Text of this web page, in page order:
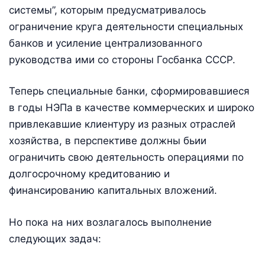
системы”, которым предусматривалось
ограничение круга деятельности специальных
банков и усиление централизованного
руководства ими со стороны Госбанка СССР.
Теперь специальные банки, сформировавшиеся
в годы НЭПа в качестве коммерческих и широко
привлекавшие клиентуру из разных отраслей
хозяйства, в перспективе должны бьии
ограничить свою деятельность операциями по
долгосрочному кредитованию и
финансированию капитальных вложений.
Но пока на них возлагалось выполнение
следующих задач: